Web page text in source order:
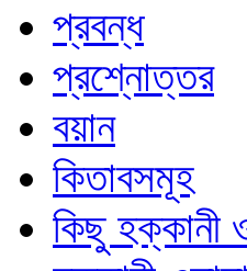
প্রবন্ধ
প্রশ্নোত্তর
বয়ান
কিতাবসমূহ
কিছু হক্কানী